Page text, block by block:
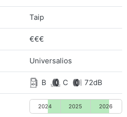
Taip
€€€
Universalios
B C 72dB
2024 2025 2026